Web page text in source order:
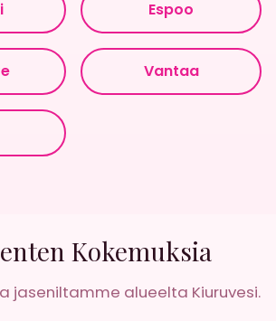
Espoo
Vantaa
Kokemuksia
jaseniltamme alueelta Kiuruvesi.